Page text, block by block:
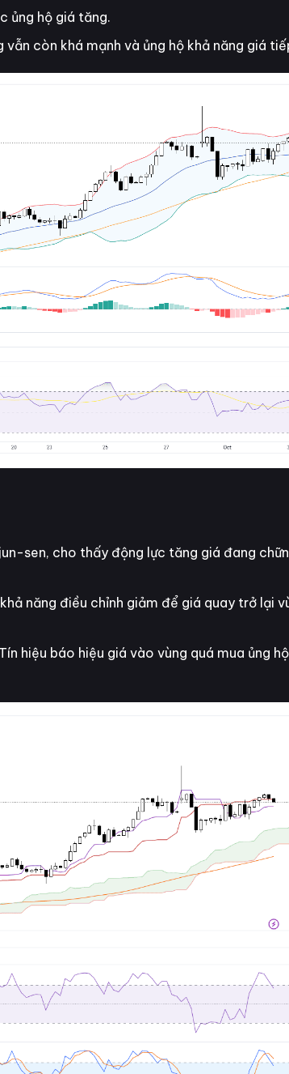
ủng hộ giá tăng.
còn khá mạnh và ủng hộ khả năng giá
sen, cho thấy động lực tăng giá đang
năng điều chỉnh giảm để giá quay trở lại
Tín hiệu báo hiệu giá vào vùng quá mua ủng